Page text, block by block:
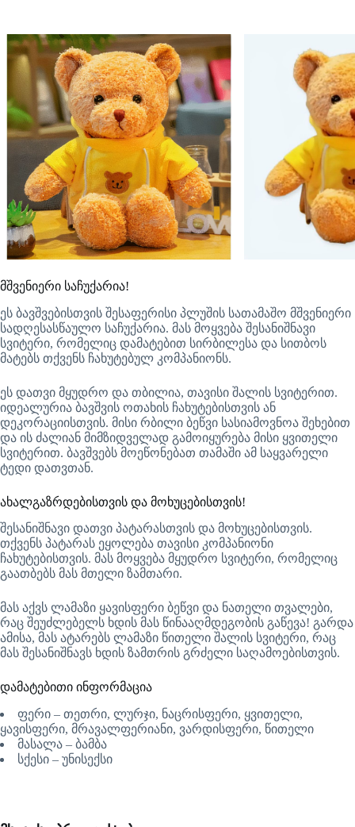
მშვენიერი საჩუქარია!
ეს ბავშვებისთვის შესაფერისი პლუშის სათამაშო მშვენიერი
სადღესასწაულო საჩუქარია. მას მოყვება შესანიშნავი
სვიტერი, რომელიც დამატებით სირბილესა და სითბოს
მატებს თქვენს ჩახუტებულ კომპანიონს.
ეს დათვი მყუდრო და თბილია, თავისი შალის სვიტერით.
იდეალურია ბავშვის ოთახის ჩახუტებისთვის ან
დეკორაციისთვის. მისი რბილი ბეწვი სასიამოვნოა შეხებით
და ის ძალიან მიმზიდველად გამოიყურება მისი ყვითელი
სვიტერით. ბავშვებს მოეწონებათ თამაში ამ საყვარელი
ტედი დათვთან.
ახალგაზრდებისთვის და მოხუცებისთვის!
შესანიშნავი დათვი პატარასთვის და მოხუცებისთვის.
თქვენს პატარას ეყოლება თავისი კომპანიონი
ჩახუტებისთვის. მას მოყვება მყუდრო სვიტერი, რომელიც
გაათბებს მას მთელი ზამთარი.
მას აქვს ლამაზი ყავისფერი ბეწვი და ნათელი თვალები,
რაც შეუძლებელს ხდის მას წინააღმდეგობის გაწევა! გარდა
ამისა, მას ატარებს ლამაზი წითელი შალის სვიტერი, რაც
მას შესანიშნავს ხდის ზამთრის გრძელი საღამოებისთვის.
დამატებითი ინფორმაცია
ფერი – თეთრი, ლურჯი, ნაცრისფერი, ყვითელი,
ყავისფერი, მრავალფერიანი, ვარდისფერი, წითელი
მასალა – ბამბა
სქესი – უნისექსი